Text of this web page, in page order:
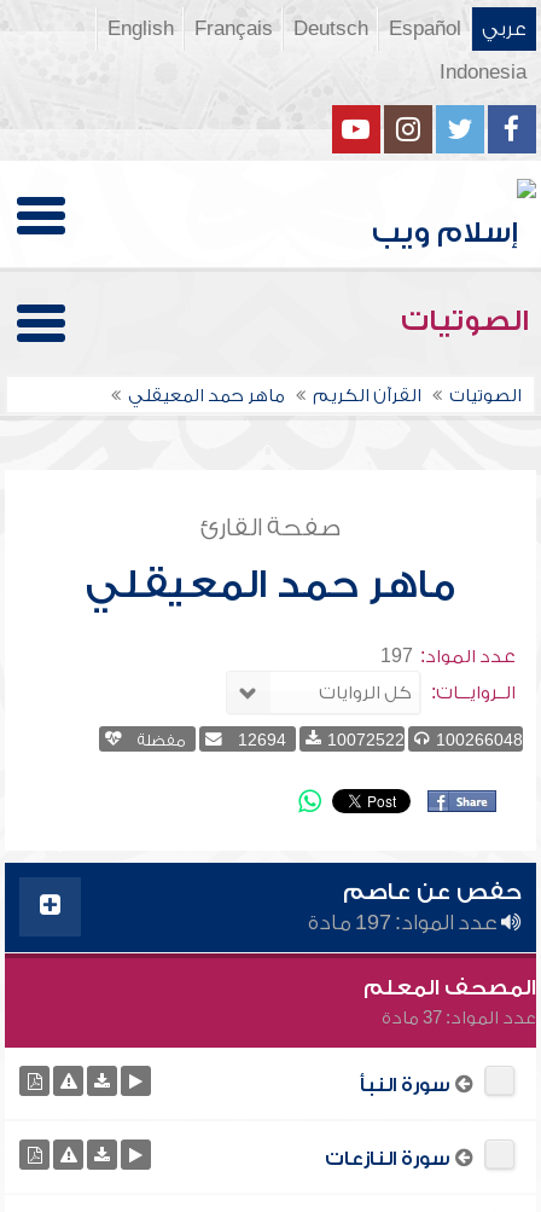
عربي Español
Deutsch
Français
English
Indonesia
الصوتيات
الصوتيات القرآن الكريم ماهر حمد المعيقلي
صفحة القارئ
ماهر حمد المعيقلي
عدد المواد: 197
الــروايـــات:
100266048
10072522
12694 مفضلة
حفص عن عاصم
عدد المواد: 197 مادة
المصحف المعلم
عدد المواد: 37 مادة
سورة النبأ
سورة النازعات